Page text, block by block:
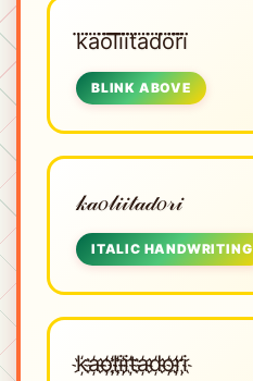
k⃜a⃜o⃜l⃜i⃜i⃜t⃜a⃜d⃜o⃜r⃜i⃜
BLINK ABOVE
𝓀𝒶𝑜𝓁𝒾𝒾𝓉𝒶𝒹𝑜𝓇𝒾
ITALIC HANDWRITING
k҉a҉o҉l҉i҉i҉t҉a҉d҉o҉r҉i҉